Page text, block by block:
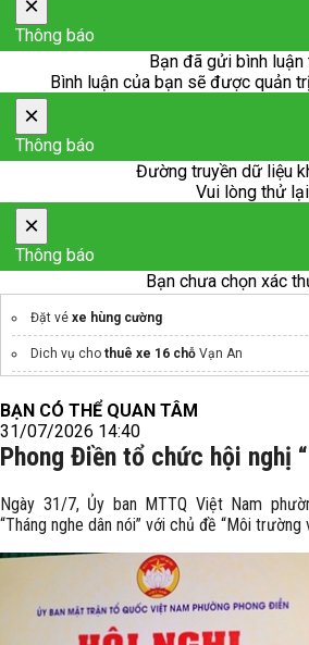
×
Thông báo
Bạn đã gửi bình luận
Bình luận của bạn sẽ được quản
×
Thông báo
Đường truyền dữ liệu
Vui lòng thử
×
Thông báo
Bạn chưa chọn xác
Đặt vé xe hùng cường
Dich vụ cho thuê xe 16 chỗ Vạn An
Anker Việt Củ sạc điện thoại
BẠN CÓ THỂ QUAN TÂM
31/07/2026 14:40
Phong Điền tổ chức hội nghị
Ngày 31/7, Ủy ban MTTQ Việt Nam
“Tháng nghe dân nói” với chủ đề “Môi trường